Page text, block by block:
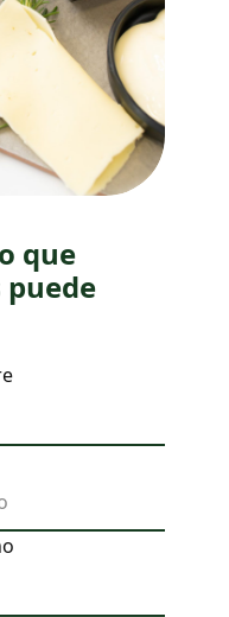
que
puede